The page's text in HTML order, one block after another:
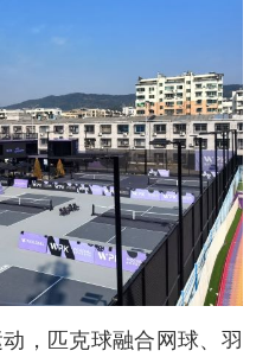
匹克球融合网球、羽